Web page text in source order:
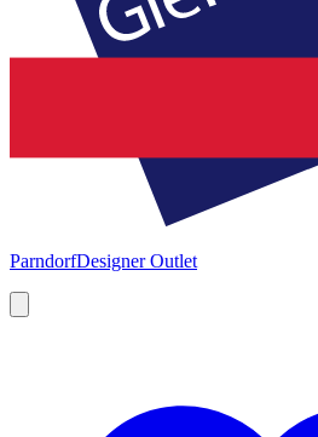
ParndorfDesigner Outlet